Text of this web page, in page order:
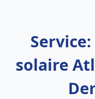
solaire